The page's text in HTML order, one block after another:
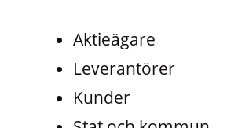
Aktieägare
Leverantörer
Kunder